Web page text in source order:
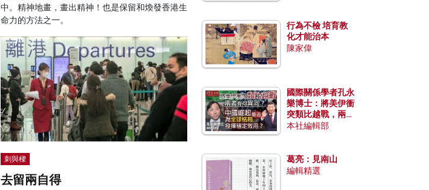
中。精神地畫，畫出精神！也是保留和煥發香港生
命力的方法之一。
刺與樑
去留兩自得
行為不檢 培育教
化才能治本
陳家偉
國際關係學者孔永
樂博士：將美伊衝
突類比越戰，兩者
有何異同？中國崛
本社編輯部
葛亮：見南山
編輯精選